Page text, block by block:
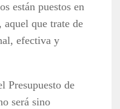
están puestos en
aquel que trate de
efectiva y
Presupuesto de
será sino